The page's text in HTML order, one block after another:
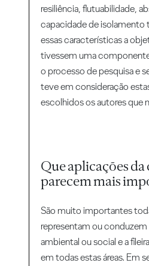
resiliência, flutuabilidade,
capacidade de isolamento
essas características a
tivessem uma
o processo de pesquisa e
teve em consideração
escolhidos os autores que
Que aplicações
parecem mais
São muito importantes
representam ou
ambiental ou social e a
em todas estas áreas. Em